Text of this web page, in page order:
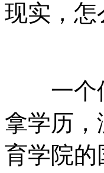
现实，怎
一个偶
拿学历
育学院的